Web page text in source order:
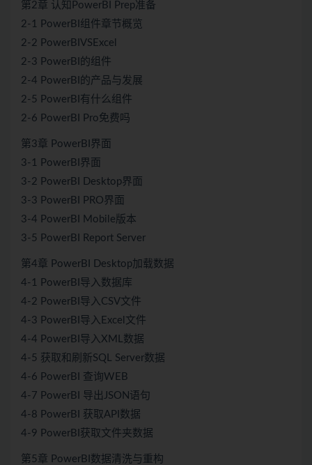
第2章 认知PowerBI Prep准备
2-1 PowerBI组件章节概览
2-2 PowerBIVSExcel
2-3 PowerBI的组件
2-4 PowerBI的产品与发展
2-5 PowerBI有什么组件
2-6 PowerBI Pro免费吗
第3章 PowerBI界面
3-1 PowerBI界面
3-2 PowerBI Desktop界面
3-3 PowerBI PRO界面
3-4 PowerBI Mobile版本
3-5 PowerBI Report Server
第4章 PowerBI Desktop加载数据
4-1 PowerBI导入数据库
4-2 PowerBI导入CSV文件
4-3 PowerBI导入Excel文件
4-4 PowerBI导入XML数据
4-5 获取和刷新SQL Server数据
4-6 PowerBI 查询WEB
4-7 PowerBI 导出JSON语句
4-8 PowerBI 获取API数据
4-9 PowerBI获取文件夹数据
第5章 PowerBI数据清洗与重构